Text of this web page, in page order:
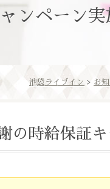
ンペーン実
池袋ライブイン > お
の時給保証